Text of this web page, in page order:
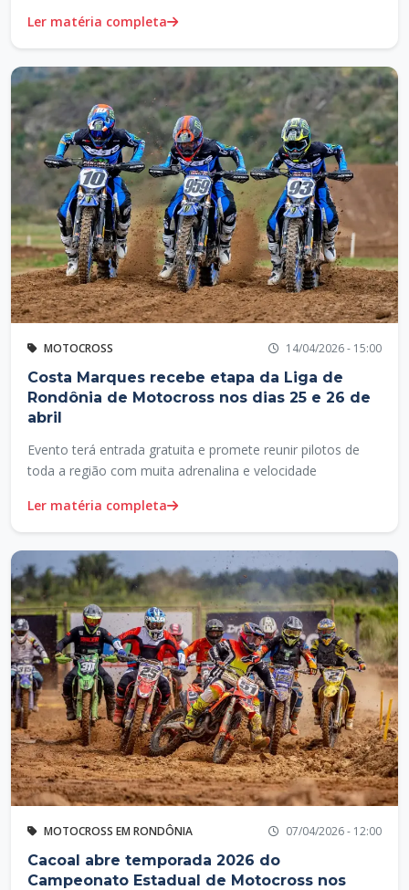
Ler matéria completa
MOTOCROSS 14/04/2026 - 15:00
Costa Marques recebe etapa da Liga de
Rondônia de Motocross nos dias 25 e 26 de
abril
Evento terá entrada gratuita e promete reunir pilotos de
toda a região com muita adrenalina e velocidade
Ler matéria completa
MOTOCROSS EM RONDÔNIA 07/04/2026 - 12:00
Cacoal abre temporada 2026 do
Campeonato Estadual de Motocross nos